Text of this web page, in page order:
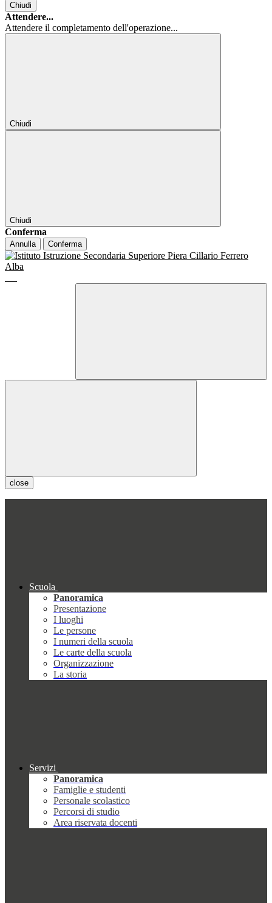
Chiudi
Attendere...
Attendere il completamento dell'operazione...
Chiudi
Chiudi
Conferma
Annulla Conferma
close
Scuola
Panoramica
Presentazione
I luoghi
Le persone
I numeri della scuola
Le carte della scuola
Organizzazione
La storia
Servizi
Panoramica
Famiglie e studenti
Personale scolastico
Percorsi di studio
Area riservata docenti